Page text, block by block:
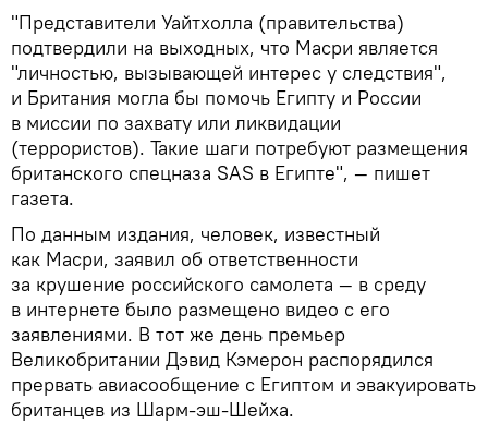
"Представители Уайтхолла (правительства)
подтвердили на выходных, что Масри является
"личностью, вызывающей интерес у следствия",
и Британия могла бы помочь Египту и России
в миссии по захвату или ликвидации
(террористов). Такие шаги потребуют размещения
британского спецназа SAS в Египте", — пишет
газета.
По данным издания, человек, известный
как Масри, заявил об ответственности
за крушение российского самолета — в среду
в интернете было размещено видео с его
заявлениями. В тот же день премьер
Великобритании Дэвид Кэмерон распорядился
прервать авиасообщение с Египтом и эвакуировать
британцев из Шарм-эш-Шейха.